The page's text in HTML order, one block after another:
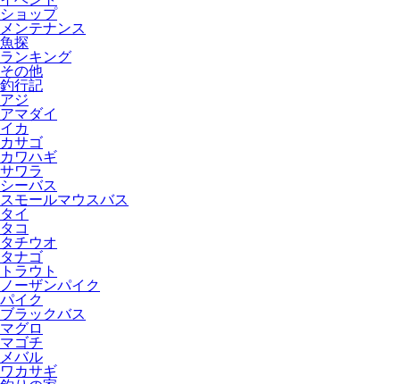
ショップ
メンテナンス
魚探
ランキング
その他
釣行記
アジ
アマダイ
イカ
カサゴ
カワハギ
サワラ
シーバス
スモールマウスバス
タイ
タコ
タチウオ
タナゴ
トラウト
ノーザンパイク
パイク
ブラックバス
マグロ
マゴチ
メバル
ワカサギ